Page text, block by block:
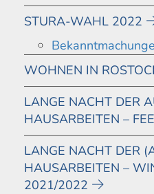
STURA-WAHL 2022
WOHNEN IN
LANGE NACHT DER
HAUSARBEITEN –
LANGE NACHT DER
HAUSARBEITEN –
2021/2022